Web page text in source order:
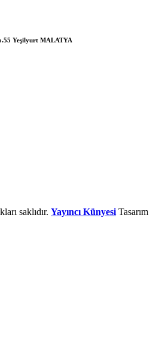
Yeşilyurt MALATYA
saklıdır. Yayıncı Künyesi Tasarım